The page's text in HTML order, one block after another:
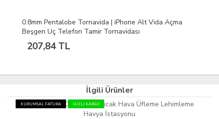
0.8mm Pentalobe Tornavida | iPhone Alt Vida Açma
Beşgen Uç Telefon Tamir Tornavidası
207,84 TL
İlgili Ürünler
KURUMSAL FATURA HIZLI KARGO